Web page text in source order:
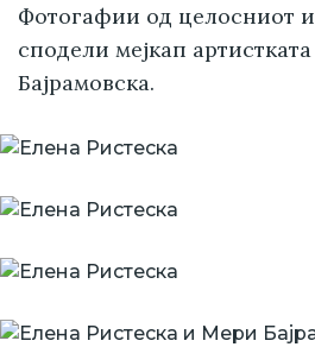
Фотогафии од целосниот
сподели мејкап
Бајрамовска.